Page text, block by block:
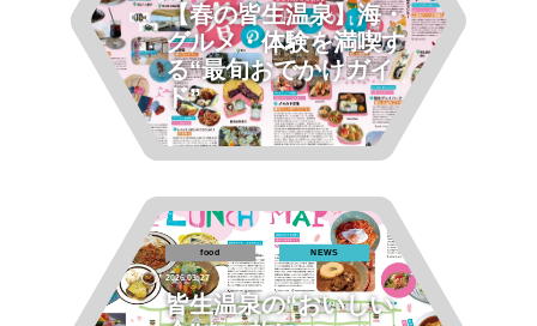
【春の皆生温泉】海・
グルメ・体験を満喫す
る“最旬おでかけガイ
ド”
food NEWS
2026.03.27
皆生温泉の“おいしい